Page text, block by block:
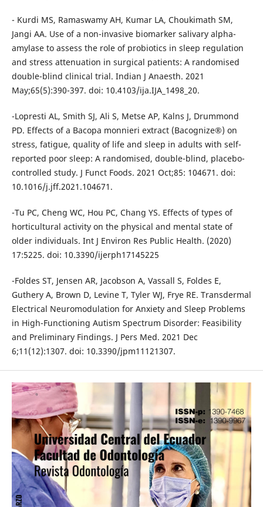
- Kurdi MS, Ramaswamy AH, Kumar LA, Choukimath SM,
Jangi AA. Use of a non-invasive biomarker salivary alpha-
amylase to assess the role of probiotics in sleep regulation
and stress attenuation in surgical patients: A randomised
double-blind clinical trial. Indian J Anaesth. 2021
May;65(5):390-397. doi: 10.4103/ija.IJA_1498_20.
-Lopresti AL, Smith SJ, Ali S, Metse AP, Kalns J, Drummond
PD. Effects of a Bacopa monnieri extract (Bacognize®) on
stress, fatigue, quality of life and sleep in adults with self-
reported poor sleep: A randomised, double-blind, placebo-
controlled study. J Funct Foods. 2021 Oct;85: 104671. doi:
10.1016/j.jff.2021.104671.
-Tu PC, Cheng WC, Hou PC, Chang YS. Effects of types of
horticultural activity on the physical and mental state of
older individuals. Int J Environ Res Public Health. (2020)
17:5225. doi: 10.3390/ijerph17145225
-Foldes ST, Jensen AR, Jacobson A, Vassall S, Foldes E,
Guthery A, Brown D, Levine T, Tyler WJ, Frye RE. Transdermal
Electrical Neuromodulation for Anxiety and Sleep Problems
in High-Functioning Autism Spectrum Disorder: Feasibility
and Preliminary Findings. J Pers Med. 2021 Dec
6;11(12):1307. doi: 10.3390/jpm11121307.